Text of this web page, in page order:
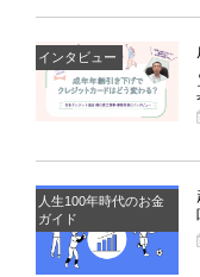
インタビュー
人生100年時代のお金
ガイド